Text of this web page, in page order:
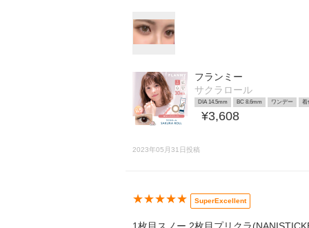
フランミー
サクラロール
DIA 14.5mm BC 8.6mm ワンデー 着
¥3,608
2023年05月31日投稿
★★★★★ SuperExcellent